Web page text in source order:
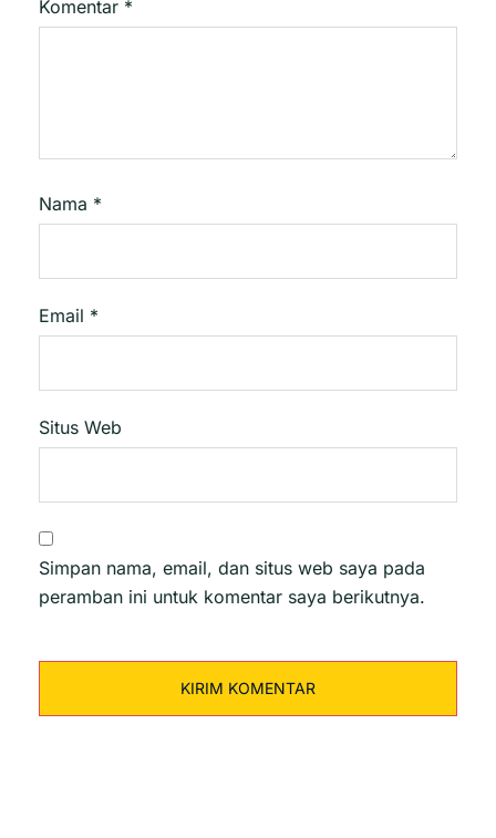
Komentar *
Nama *
Email *
Situs Web
Simpan nama, email, dan situs web saya pada
peramban ini untuk komentar saya berikutnya.